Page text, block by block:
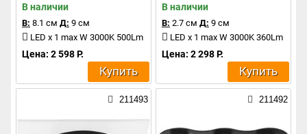
В наличии
В: 8.1 см Д: 9 см
LED x 1 max W 3000K 500Lm
Цена: 2 598 Р.
Купить
В наличии
В: 2.7 см Д: 9 см
LED x 1 max W 3000K 360Lm
Цена: 2 298 Р.
Купить
211493 211492